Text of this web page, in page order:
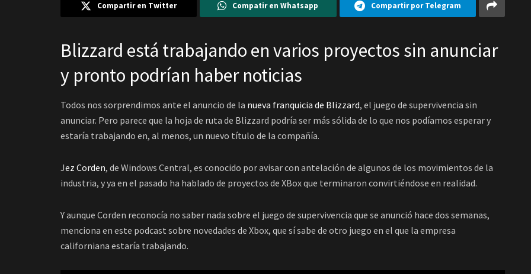
Compartir en Twitter Compatir en Whatsapp Compartir por Telegram
Blizzard está trabajando en varios proyectos sin anunciar
y pronto podrían haber noticias
Todos nos sorprendimos ante el anuncio de la nueva franquicia de Blizzard, el juego de supervivencia sin
anunciar. Pero parece que la hoja de ruta de Blizzard podría ser más sólida de lo que nos podíamos esperar y
estaría trabajando en, al menos, un nuevo título de la compañía.
Jez Corden, de Windows Central, es conocido por avisar con antelación de algunos de los movimientos de la
industria, y ya en el pasado ha hablado de proyectos de XBox que terminaron convirtiéndose en realidad.
Y aunque Corden reconocía no saber nada sobre el juego de supervivencia que se anunció hace dos semanas,
menciona en este podcast sobre novedades de Xbox, que sí sabe de otro juego en el que la empresa
californiana estaría trabajando.